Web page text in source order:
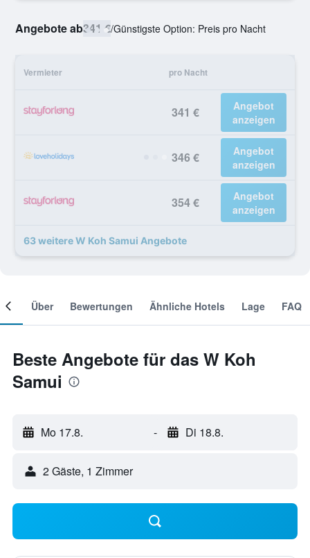
Angebote ab341 €/Günstigste Option: Preis pro Nacht
Vermieter pro Nacht
341 €
Angebot
anzeigen
346 €
Angebot
anzeigen
354 €
Angebot
anzeigen
63 weitere W Koh Samui Angebote
Über Bewertungen Ähnliche Hotels Lage FAQ
Beste Angebote für das W Koh
Samui
Mo 17.8. - Di 18.8.
2 Gäste, 1 Zimmer